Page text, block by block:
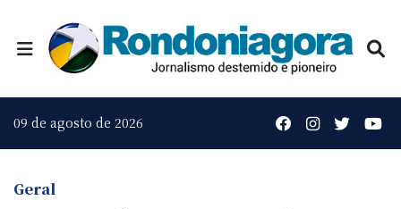
09 de agosto de 2026
Geral